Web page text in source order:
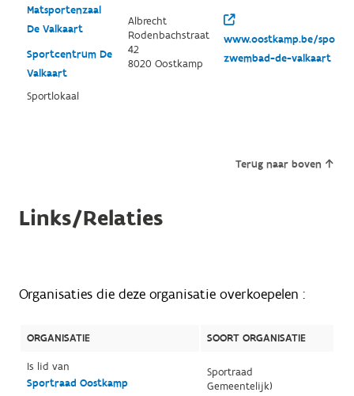
Matsportenzaal
De Valkaart
Sportcentrum De
Valkaart
Sportlokaal
Albrecht
Rodenbachstraat
42
8020 Oostkamp
www.oostkamp.be/
zwembad-de-valkaart
Terug naar boven
Links/Relaties
Organisaties die deze organisatie overkoepelen :
ORGANISATIE
SOORT ORGANISATIE
Is lid van
Sportraad Oostkamp
Sportraad
Gemeentelijk)